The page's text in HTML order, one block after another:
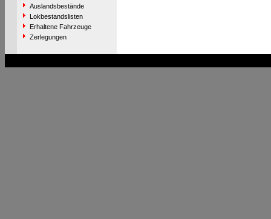
Auslandsbestände
Lokbestandslisten
Erhaltene Fahrzeuge
Zerlegungen